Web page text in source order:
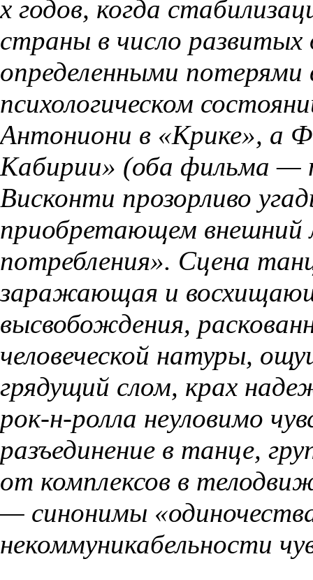
х годов, когда
страны в число
определенными потерями
психологическом
Антониони в «Крике», а
Кабирии» (оба фильма —
Висконти прозорливо
приобретающем внешний
потребления». Сцена
заражающая и
высвобождения,
человеческой натуры,
грядущий слом, крах
рок-н-ролла неуловимо
разъединение в танце,
от комплексов в
— синонимы
некоммуникабельности